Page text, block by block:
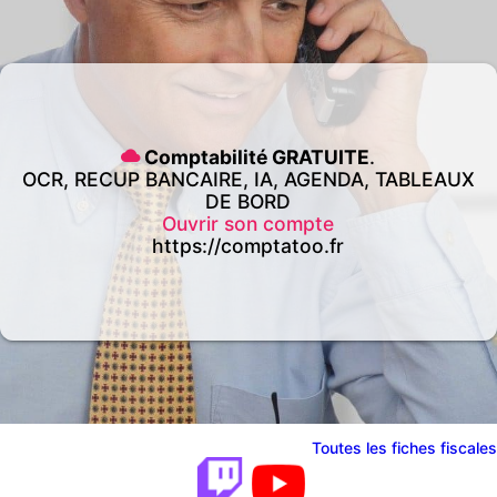
Comptabilité GRATUITE.
OCR, RECUP BANCAIRE, IA, AGENDA, TABLEAUX
DE BORD
Ouvrir son compte
https://comptatoo.fr
Toutes les fiches fiscales